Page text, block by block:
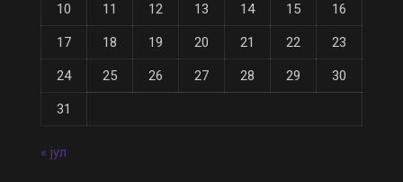
10 11 12 13 14 15 16
17 18 19 20 21 22 23
24 25 26 27 28 29 30
31
« јул